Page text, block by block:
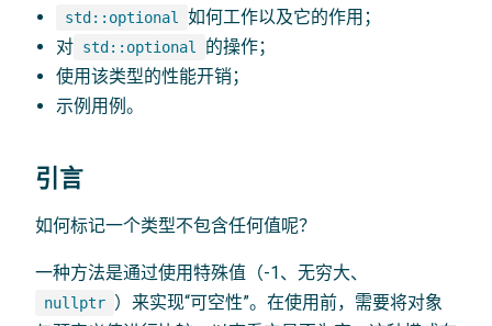
std::optional
如何工作以及它的作用；
对 std::optional
的操作；
使用该类型的性能开销；
示例用例。
引言
如何标记一个类型不包含任何值呢？
一种方法是通过使用特殊值（-1、无穷大、
nullptr ）来实现“可空性”。在使用前，需要将对象